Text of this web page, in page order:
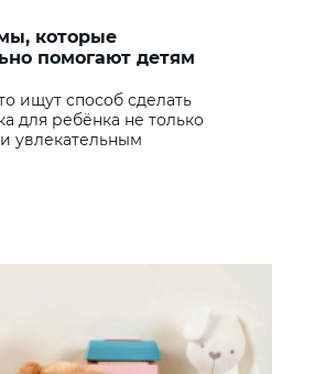
которые
помогают детям
ищут способ сделать
для ребёнка не только
увлекательным